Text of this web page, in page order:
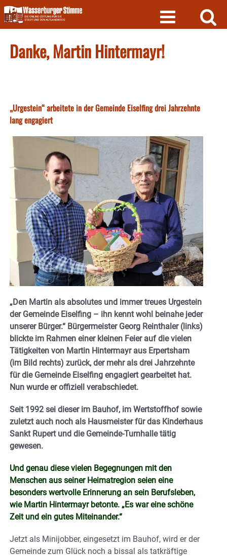
Skip
to
content
Danke, Martin Hintermayr!
„Urgestein“ arbeitete in der Gemeinde Eiselfing drei Jahrzehnte
lang engagiert
„Den Martin als absolutes und immer treues Urgestein
der Gemeinde Eiselfing – ihn kennt wohl beinahe jeder
unserer Bürger.“ Bürgermeister Georg Reinthaler (links)
blickte im Rahmen einer kleinen Feier auf die vielen
Tätigkeiten von Martin Hintermayr aus Erpertsham
(im Bild rechts) zurück, der mehr als drei Jahrzehnte
für die Gemeinde Eiselfing engagiert gearbeitet hat.
Nun wurde er offiziell verabschiedet.
Seit 1992 sei dieser im Bauhof, im Wertstoffhof sowie
zuletzt auch noch als Hausmeister für das Kinderhaus
Sankt Rupert und die Gemeinde-Turnhalle tätig
gewesen.
Und genau diese vielen Begegnungen mit den
Menschen aus seiner Heimatregion seien eine
besonders wertvolle Erinnerung an sein Berufsleben,
wie Martin Hintermayr betonte. „Es war eine schöne
Zeit und ein gutes Miteinander.“
Jetzt als Minijobber, eingesetzt im Bauhof, wird er der
Gemeinde zum Glück noch a bissal als tatkräftige